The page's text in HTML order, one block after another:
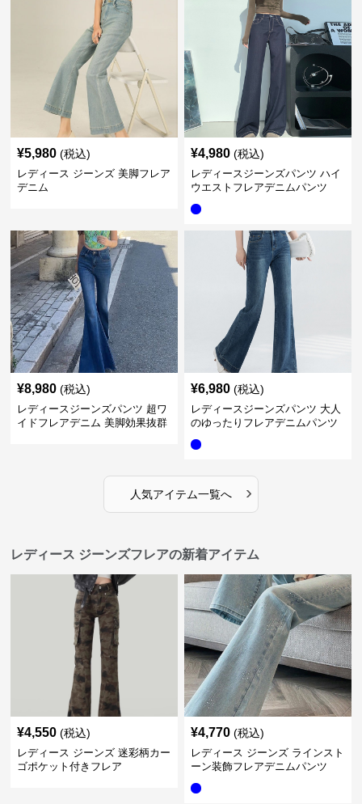
¥5,980 (税込)
レディース ジーンズ 美脚フレア
デニム
¥4,980 (税込)
レディースジーンズパンツ ハイ
ウエストフレアデニムパンツ
¥8,980 (税込)
レディースジーンズパンツ 超ワ
イドフレアデニム 美脚効果抜群
¥6,980 (税込)
レディースジーンズパンツ 大人
のゆったりフレアデニムパンツ
人気アイテム一覧へ ›
レディース ジーンズフレアの新着アイテム
¥4,550 (税込)
レディース ジーンズ 迷彩柄カー
ゴポケット付きフレア
¥4,770 (税込)
レディース ジーンズ ラインスト
ーン装飾フレアデニムパンツ